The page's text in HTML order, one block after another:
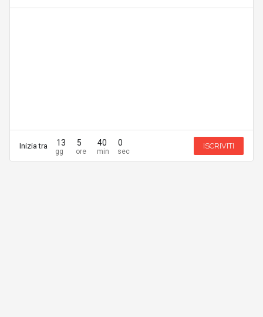
Inizia tra 13 5 40 0 ISCRIVITI